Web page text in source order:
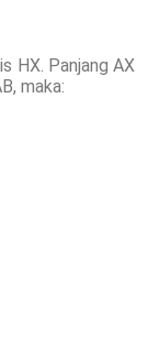
HX. Panjang AX
maka: